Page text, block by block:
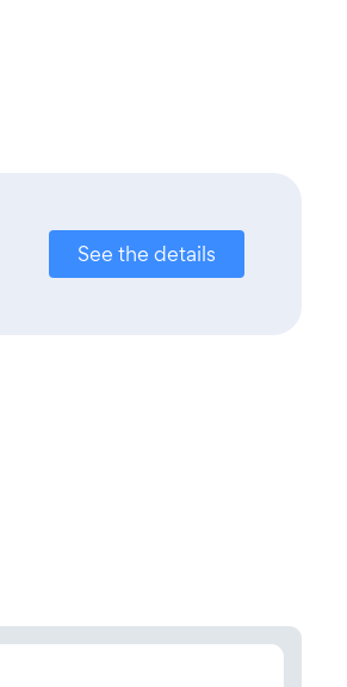
See the details